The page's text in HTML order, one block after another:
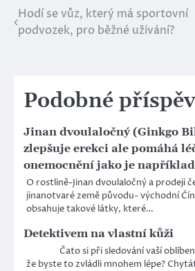
Navigace
pro
Hodí se vůz, který má sportovní
podvozek, pro běžné užívání?
Podobné
Jinan dvoulaločný (Ginkgo
zlepšuje erekci ale pomáhá
onemocnění jako je
O rostlině-Jinan dvoulaločný a prodeji
jinanotvaré země původu- východní
obsahuje takové látky, které…
Detektivem na vlastní kůži
Čato si při sledování vaší
že byste to zvládli mnohem lépe?